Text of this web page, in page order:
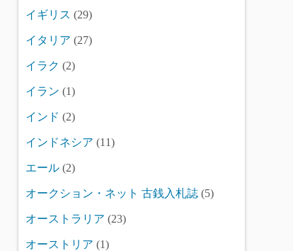
イギリス (29)
イタリア (27)
イラク (2)
イラン (1)
インド (2)
インドネシア (11)
エール (2)
オークション・ネット 古銭入札誌 (5)
オーストラリア (23)
オーストリア (1)